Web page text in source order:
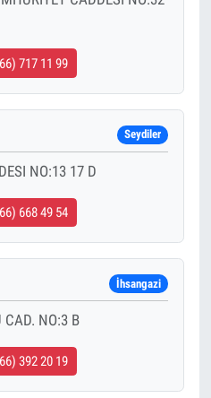
717 11 99
Seydiler
NO:13 17 D
668 49 54
İhsangazi
NO:3 B
392 20 19